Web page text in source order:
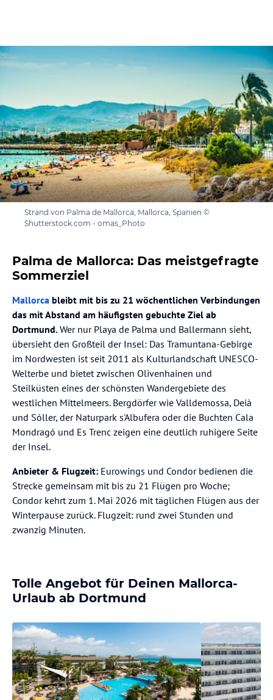
Strand von Palma de Mallorca, Mallorca, Spanien ©
Shutterstock.com - omas_Photo
Palma de Mallorca: Das meistgefragte
Sommerziel
Mallorca bleibt mit bis zu 21 wöchentlichen Verbindungen
das mit Abstand am häufigsten gebuchte Ziel ab
Dortmund.Wer nur Playa de Palma und Ballermann sieht,
übersieht den Großteil der Insel: Das Tramuntana-Gebirge
im Nordwesten ist seit 2011 als Kulturlandschaft UNESCO-
Welterbe und bietet zwischen Olivenhainen und
Steilküsten eines der schönsten Wandergebiete des
westlichen Mittelmeers. Bergdörfer wie Valldemossa, Deià
und Sóller, der Naturpark s'Albufera oder die Buchten Cala
Mondragó und Es Trenc zeigen eine deutlich ruhigere Seite
der Insel.
Anbieter & Flugzeit: Eurowings und Condor bedienen die
Strecke gemeinsam mit bis zu 21 Flügen pro Woche;
Condor kehrt zum 1. Mai 2026 mit täglichen Flügen aus der
Winterpause zurück. Flugzeit: rund zwei Stunden und
zwanzig Minuten.
Tolle Angebot für Deinen Mallorca-
Urlaub ab Dortmund